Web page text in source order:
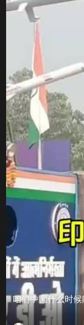
咱们中国什么时